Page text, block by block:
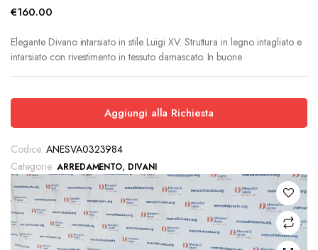
€160.00
Elegante Divano intarsiato in stile Luigi XV. Struttura in legno intagliato e
intarsiato con rivestimento in tessuto damascato. In buone
Aggiungi alla Richiesta
Codice: ANESVA0323984
Categorie: ARREDAMENTO, DIVANI